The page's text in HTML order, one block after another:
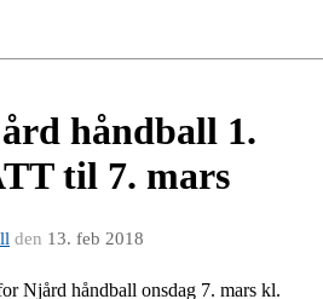
håndball 1.
til 7. mars
den 13. feb 2018
Njård håndball onsdag 7. mars kl.